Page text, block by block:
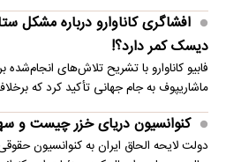
افشاگری کاناوارو درباره مشکل
دیسک کمر دارد؟!
فابیو کاناوارو با تشریح تلاش‌های انجام‌شده
ماشاریپوف به جام جهانی تأکید کرد که
کنوانسیون دریای خزر چیست و
دولت لایحه الحاق ایران به کنوانسیون